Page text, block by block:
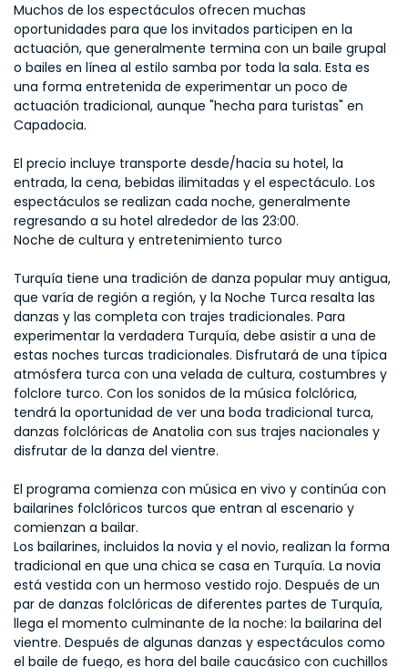
Muchos de los espectáculos ofrecen muchas
oportunidades para que los invitados participen en la
actuación, que generalmente termina con un baile grupal
o bailes en línea al estilo samba por toda la sala. Esta es
una forma entretenida de experimentar un poco de
actuación tradicional, aunque "hecha para turistas" en
Capadocia.
El precio incluye transporte desde/hacia su hotel, la
entrada, la cena, bebidas ilimitadas y el espectáculo. Los
espectáculos se realizan cada noche, generalmente
regresando a su hotel alrededor de las 23:00.
Noche de cultura y entretenimiento turco
Turquía tiene una tradición de danza popular muy antigua,
que varía de región a región, y la Noche Turca resalta las
danzas y las completa con trajes tradicionales. Para
experimentar la verdadera Turquía, debe asistir a una de
estas noches turcas tradicionales. Disfrutará de una típica
atmósfera turca con una velada de cultura, costumbres y
folclore turco. Con los sonidos de la música folclórica,
tendrá la oportunidad de ver una boda tradicional turca,
danzas folclóricas de Anatolia con sus trajes nacionales y
disfrutar de la danza del vientre.
El programa comienza con música en vivo y continúa con
bailarines folclóricos turcos que entran al escenario y
comienzan a bailar.
Los bailarines, incluidos la novia y el novio, realizan la forma
tradicional en que una chica se casa en Turquía. La novia
está vestida con un hermoso vestido rojo. Después de un
par de danzas folclóricas de diferentes partes de Turquía,
llega el momento culminante de la noche: la bailarina del
vientre. Después de algunas danzas y espectáculos como
el baile de fuego, es hora del baile caucásico con cuchillos